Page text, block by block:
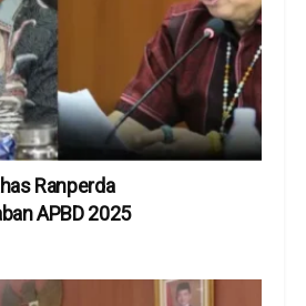
Ranperda
APBD 2025